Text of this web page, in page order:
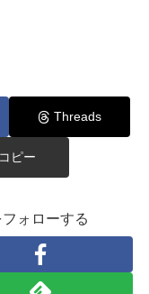
Threads
コピー
ォローする